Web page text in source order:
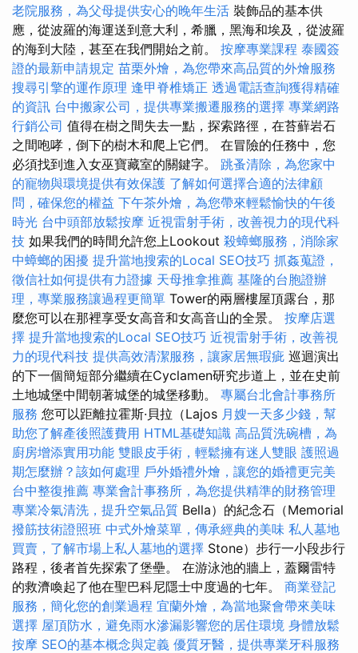
老院服務，為父母提供安心的晚年生活 裝飾品的基本供
應，從波羅的海運送到意大利，希臘，黑海和埃及，從波羅
的海到大陸，甚至在我們開始之前。 按摩專業課程 泰國簽
證的最新申請規定 苗栗外燴，為您帶來高品質的外燴服務
搜尋引擎的運作原理 逢甲脊椎矯正 透過電話查詢獲得精確
的資訊 台中搬家公司，提供專業搬遷服務的選擇 專業網路
行銷公司 值得在樹之間失去一點，探索路徑，在苔蘚岩石
之間咆哮，倒下的樹木和爬上它們。 在冒險的任務中，您
必須找到進入女巫寶藏室的關鍵字。 跳蚤清除，為您家中
的寵物與環境提供有效保護 了解如何選擇合適的法律顧
問，確保您的權益 下午茶外燴，為您帶來輕鬆愉快的午後
時光 台中頭部放鬆按摩 近視雷射手術，改善視力的現代科
技 如果我們的時間允許您上Lookout 殺蟑螂服務，消除家
中蟑螂的困擾 提升當地搜索的Local SEO技巧 抓姦蒐證，
徵信社如何提供有力證據 天母推拿推薦 基隆的台胞證辦
理，專業服務讓過程更簡單 Tower的兩層樓屋頂露台，那
麼您可以在那裡享受女高音和女高音山的全景。 按摩店選
擇 提升當地搜索的Local SEO技巧 近視雷射手術，改善視
力的現代科技 提供高效清潔服務，讓家居無瑕疵 巡迴演出
的下一個簡短部分繼續在Cyclamen研究步道上，並在史前
土地城堡中間朝著城堡的城堡移動。 專屬台北會計事務所
服務 您可以距離拉霍斯·貝拉（Lajos 月嫂一天多少錢，幫
助您了解產後照護費用 HTML基礎知識 高品質洗碗槽，為
廚房增添實用功能 雙眼皮手術，輕鬆擁有迷人雙眼 護照過
期怎麼辦？該如何處理 戶外婚禮外燴，讓您的婚禮更完美
台中整復推薦 專業會計事務所，為您提供精準的財務管理
專業冷氣清洗，提升空氣品質 Bella）的紀念石（Memorial
撥筋技術證照班 中式外燴菜單，傳承經典的美味 私人墓地
買賣，了解市場上私人墓地的選擇 Stone）步行一小段步行
路程，後者首先探索了堡壘。 在游泳池的牆上，蓋爾雷特
的救濟喚起了他在聖巴科尼隱士中度過的七年。 商業登記
服務，簡化您的創業過程 宜蘭外燴，為當地聚會帶來美味
選擇 屋頂防水，避免雨水滲漏影響您的居住環境 身體放鬆
按摩 SEO的基本概念與定義 優質牙醫，提供專業牙科服務